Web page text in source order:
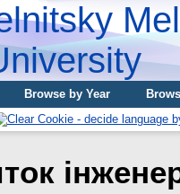
Browse by Year